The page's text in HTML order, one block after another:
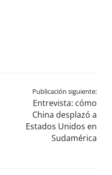
Publicación siguiente:
Entrevista: cómo
China desplazó a
Estados Unidos en
Sudamérica